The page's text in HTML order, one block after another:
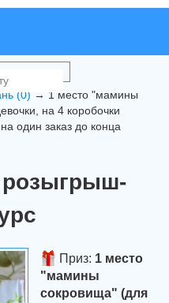
(0) → 1 место "мамины
на 4 коробочки
один заказ до конца
Приз: 1 место
"мамины
сокровища" (для